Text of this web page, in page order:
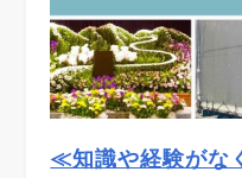
≪知識や経験がな